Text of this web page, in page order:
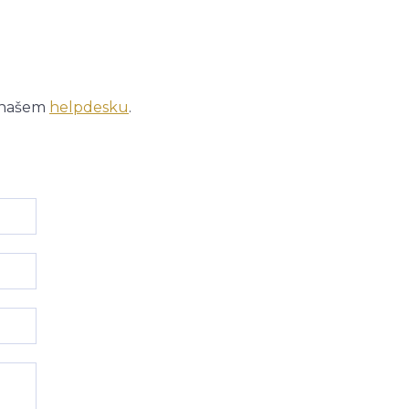
helpdesku.